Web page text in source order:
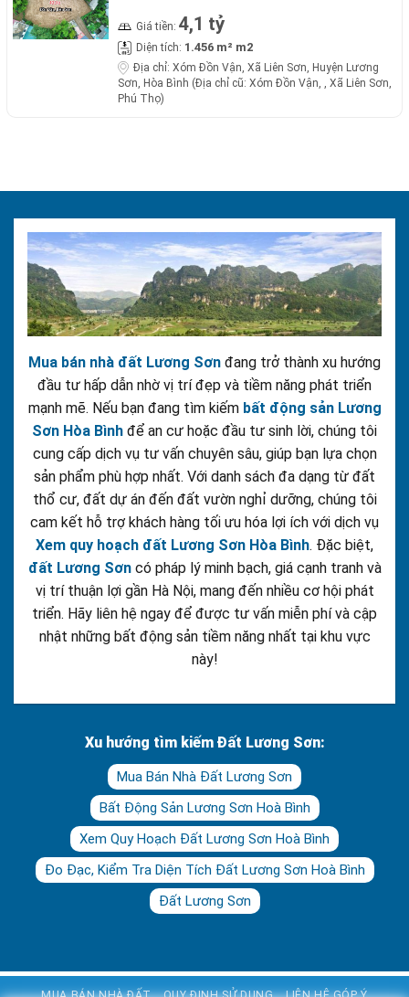
Giá tiền: 4,1 tỷ
Diện tích: 1.456 m² m2
Địa chỉ: Xóm Đồn Vận, Xã Liên Sơn, Huyện Lương
Sơn, Hòa Bình (Địa chỉ cũ: Xóm Đồn Vận, , Xã Liên Sơn,
Phú Thọ)
Mua bán nhà đất Lương Sơn đang trở thành xu hướng
đầu tư hấp dẫn nhờ vị trí đẹp và tiềm năng phát triển
mạnh mẽ. Nếu bạn đang tìm kiếm bất động sản Lương
Sơn Hòa Bình để an cư hoặc đầu tư sinh lời, chúng tôi
cung cấp dịch vụ tư vấn chuyên sâu, giúp bạn lựa chọn
sản phẩm phù hợp nhất. Với danh sách đa dạng từ đất
thổ cư, đất dự án đến đất vườn nghỉ dưỡng, chúng tôi
cam kết hỗ trợ khách hàng tối ưu hóa lợi ích với dịch vụ
Xem quy hoạch đất Lương Sơn Hòa Bình. Đặc biệt,
đất Lương Sơncó pháp lý minh bạch, giá cạnh tranh và
vị trí thuận lợi gần Hà Nội, mang đến nhiều cơ hội phát
triển. Hãy liên hệ ngay để được tư vấn miễn phí và cập
nhật những bất động sản tiềm năng nhất tại khu vực
này!
Xu hướng tìm kiếm Đất Lương Sơn:
Mua Bán Nhà Đất Lương Sơn
Bất Động Sản Lương Sơn Hoà Bình
Xem Quy Hoạch Đất Lương Sơn Hoà Bình
Đo Đạc, Kiểm Tra Diện Tích Đất Lương Sơn Hoà Bình
Đất Lương Sơn